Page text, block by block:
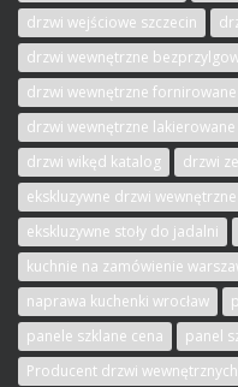
drzwi wejściowe szczecin
drzwi wewnętrzne
drzwi wewnętrzne fornirowane
drzwi wewnętrzne lakierowane
drzwi wikęd katalog
drzwi
ekskluzywne drzwi wewnętrzne
ekskluzywne stoły do jadalni
kuchnie na zamówienie
naprawa kuchenki wrocław
panele szklane cena
panel
Producent drzwi